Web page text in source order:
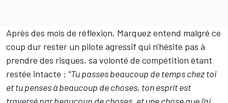
Après des mois de réflexion, Marquez entend malgré ce
coup dur rester un pilote agressif qui n'hésite pas à
prendre des risques, sa volonté de compétition étant
restée intacte : "Tu passes beaucoup de temps chez toi
et tu penses à beaucoup de choses, ton esprit est